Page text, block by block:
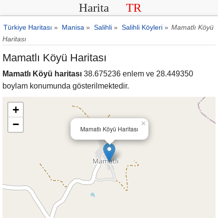
Harita TR
Türkiye Haritası » Manisa » Salihli » Salihli Köyleri » Mamatlı Köyü
Haritası
Mamatlı Köyü Haritası
Mamatlı Köyü haritası 38.675236 enlem ve 28.449350
boylam konumunda gösterilmektedir.
Mamatlı Köyü Haritası
×
+
−